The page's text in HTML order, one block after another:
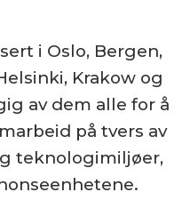
i Oslo, Bergen,
Krakow og
av dem alle for å
på tvers av
teknologimiljøer,